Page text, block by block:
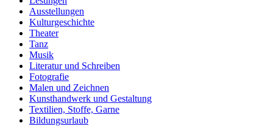
Ausstellungen
Kulturgeschichte
Theater
Tanz
Musik
Literatur und Schreiben
Fotografie
Malen und Zeichnen
Kunsthandwerk und Gestaltung
Textilien, Stoffe, Garne
Bildungsurlaub